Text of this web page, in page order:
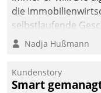
die
selbstlaufende
Kunde und smart
Nadja Hußmann
Kundenstory
Smart